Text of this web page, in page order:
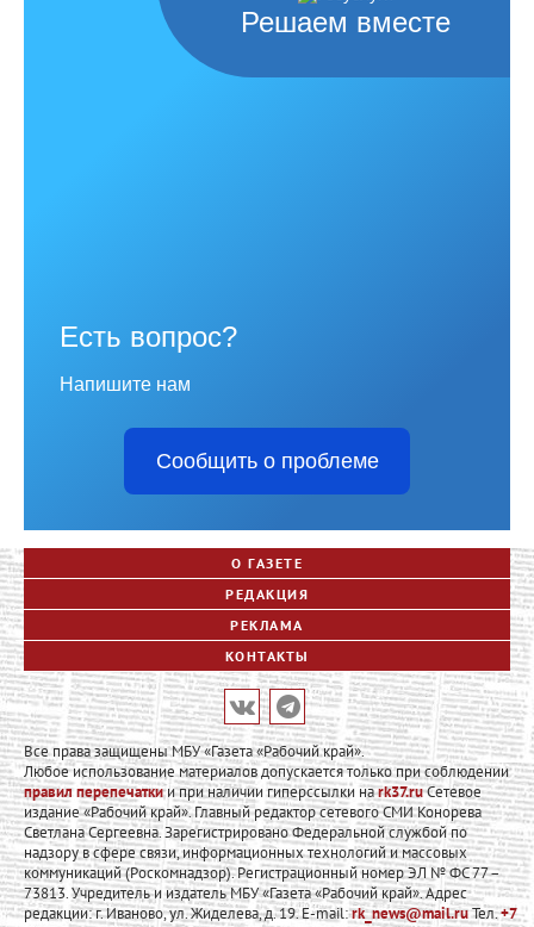
Решаем вместе
Есть вопрос?
Напишите нам
Сообщить о проблеме
О ГАЗЕТЕ
РЕДАКЦИЯ
РЕКЛАМА
КОНТАКТЫ
Все права защищены МБУ «Газета «Рабочий край».
Любое использование материалов допускается только при соблюдении
правил перепечаткии при наличии гиперссылки наrk37.ruСетевое
издание «Рабочий край». Главный редактор сетевого СМИ Конорева
Светлана Сергеевна. Зарегистрировано Федеральной службой по
надзору в сфере связи, информационных технологий и массовых
коммуникаций (Роскомнадзор). Регистрационный номер ЭЛ № ФС 77 –
73813. Учредитель и издатель МБУ «Газета «Рабочий край». Адрес
редакции: г. Иваново, ул. Жиделева, д. 19. E-mail:rk_news@mail.ruТел.+7